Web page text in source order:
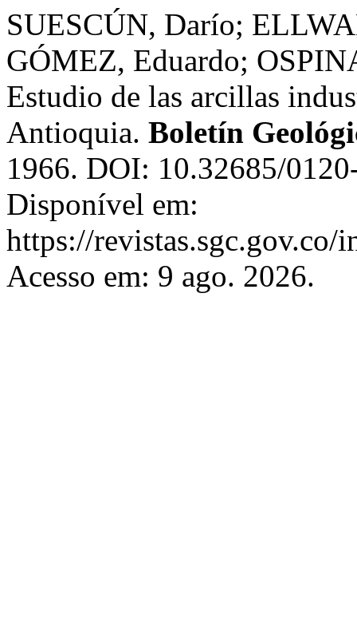
SUESCÚN, Darío;
GÓMEZ, Eduardo;
Estudio de las arcillas
Antioquia. Boletín
1966. DOI: 10.32685/
Disponível em:
https://
Acesso em: 9 ago. 2026.